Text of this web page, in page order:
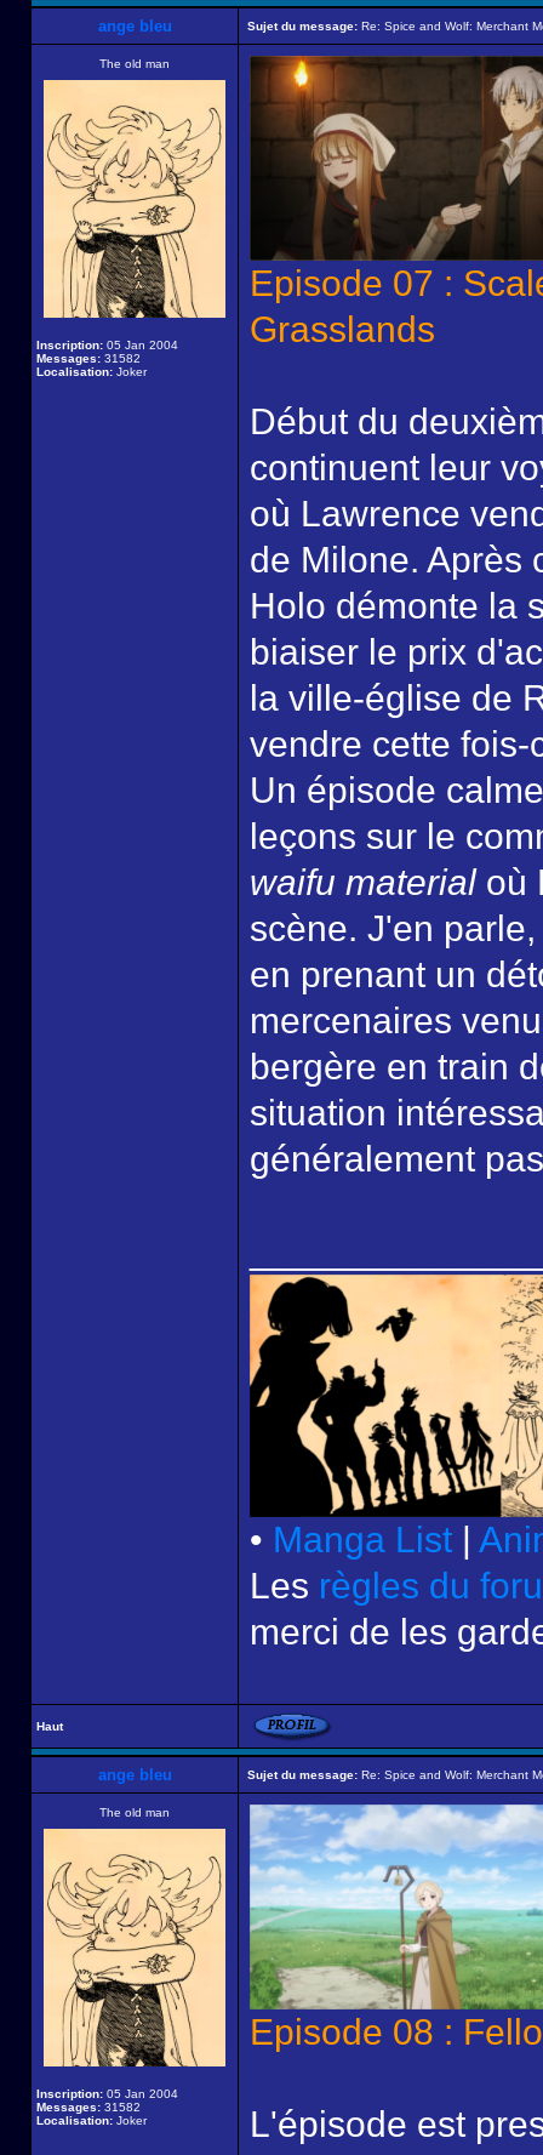
ange bleu Sujet du message: Re: Spice and Wolf: Merchant
The old man
Inscription: 05 Jan 2004
Messages: 31582
Localisation: Joker
Episode 07 :
Grasslands
Début du
continuent leur
où Lawrence
de Milone. Après
Holo démonte la
biaiser le prix
la ville-église de
vendre cette fois-
Un épisode
leçons sur le
waifu material où
scène. J'en
en prenant un
mercenaires
bergère en train
situation
généralement
• Manga List |
Les règles du
merci de les
Haut
ange bleu Sujet du message: Re: Spice and Wolf: Merchant
The old man
Inscription: 05 Jan 2004
Messages: 31582
Localisation: Joker
Episode 08 :
L'épisode est